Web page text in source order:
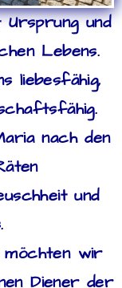
und
Lebens.
liebesfähig,
nach den
und
möchten wir
Diener der